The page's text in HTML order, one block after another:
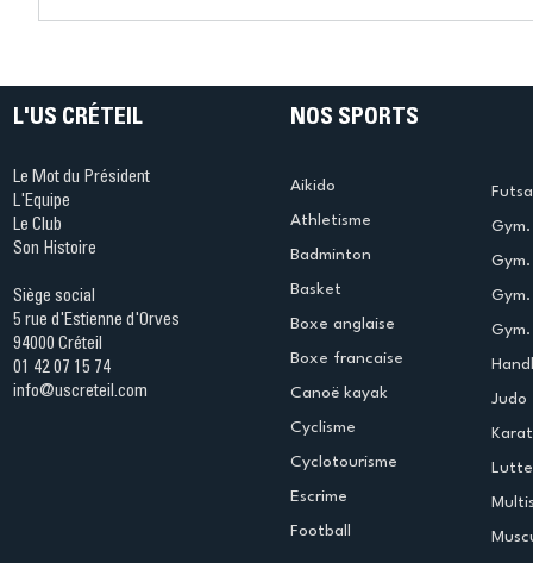
During et Maxime
champions d'Europe
Masters en K2 200 m
L'US CRÉTEIL
Le Mot du Président
L'Equipe
Le Club
Son Histoire
Siège social
5 rue d'Estienne d'Orves
94000 Créteil
01 42 07 15 74
info@uscreteil.com
NOS SPORTS
Aikido
Athletisme
Badminton
Basket
Boxe anglaise
Boxe francaise
Canoë kayak
Cyclisme
Cyclotourisme
Escrime
Football
Judo
Lutte